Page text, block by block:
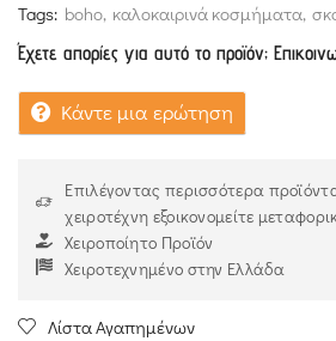
Tags: boho, καλοκαιρινά κοσμήματα,
Έχετε απορίες για αυτό το προϊόν;
Κάντε μια ερώτηση
Επιλέγοντας περισσότερα
χειροτέχνη εξοικονομείτε
Χειροποίητο Προϊόν
Χειροτεχνημένο στην Ελλάδα
Λίστα Αγαπημένων